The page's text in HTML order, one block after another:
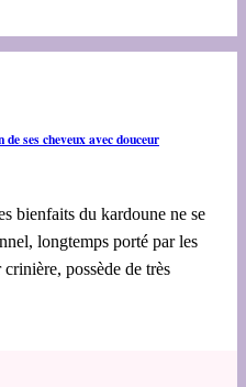
ses cheveux avec douceur
bienfaits du kardoune ne se
longtemps porté par les
possède de très